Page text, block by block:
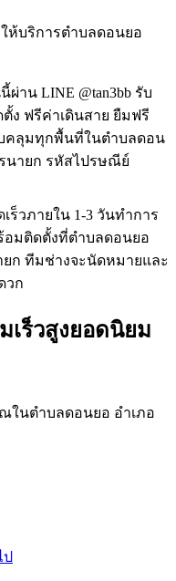
ห้บริการตำบลดอนยอ
ผ่าน LINE @tan3bb รับ
ง ฟรีค่าเดินสาย ยืมฟรี
คลุมทุกพื้นที่ในตำบลดอน
นายก รหัสไปรษณีย์
เร็วภายใน 1-3 วันทำการ
อมติดตั้งที่ตำบลดอนยอ
ก ทีมช่างจะนัดหมายและ
วก
เร็วสูงยอดนิยม
ในตำบลดอนยอ อำเภอ
ป